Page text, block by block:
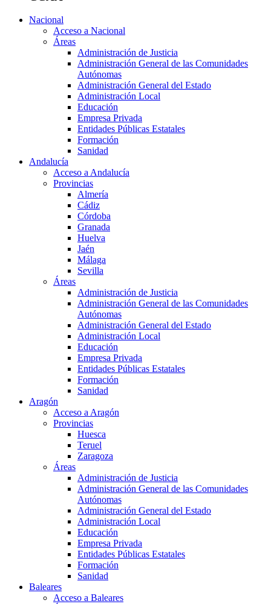
Nacional
Acceso a Nacional
Áreas
Administración de Justicia
Administración General de las Comunidades
Autónomas
Administración General del Estado
Administración Local
Educación
Empresa Privada
Entidades Públicas Estatales
Formación
Sanidad
Andalucía
Acceso a Andalucía
Provincias
Almería
Cádiz
Córdoba
Granada
Huelva
Jaén
Málaga
Sevilla
Áreas
Administración de Justicia
Administración General de las Comunidades
Autónomas
Administración General del Estado
Administración Local
Educación
Empresa Privada
Entidades Públicas Estatales
Formación
Sanidad
Aragón
Acceso a Aragón
Provincias
Huesca
Teruel
Zaragoza
Áreas
Administración de Justicia
Administración General de las Comunidades
Autónomas
Administración General del Estado
Administración Local
Educación
Empresa Privada
Entidades Públicas Estatales
Formación
Sanidad
Baleares
Acceso a Baleares